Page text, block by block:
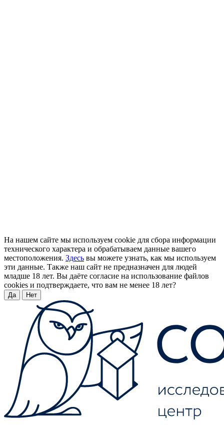
На нашем сайте мы используем cookie для сбора информации
технического характера и обрабатываем данные вашего
местоположения. Здесь вы можете узнать, как мы используем
эти данные. Также наш сайт не предназначен для людей
младше 18 лет. Вы даёте согласие на использование файлов
cookies и подтверждаете, что вам не менее 18 лет?
Да Нет